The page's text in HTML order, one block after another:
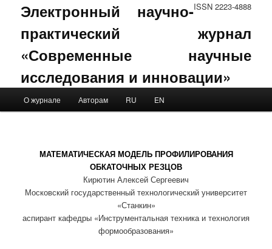
ISSN 2223-4888
Электронный научно-
практический журнал
«Современные научные
исследования и инновации»
Skip to primary content
Skip to secondary content
О журнале Авторам RU EN
МАТЕМАТИЧЕСКАЯ МОДЕЛЬ ПРОФИЛИРОВАНИЯ
ОБКАТОЧНЫХ РЕЗЦОВ
Кирютин Алексей Сергеевич
Московский государственный технологический университет
«Станкин»
аспирант кафедры «Инструментальная техника и технология
формообразования»